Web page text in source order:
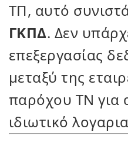
ΤΠ, αυτό
ΓΚΠΔ. Δεν
επεξεργασίας
μεταξύ της
παρόχου ΤΝ για
ιδιωτικό